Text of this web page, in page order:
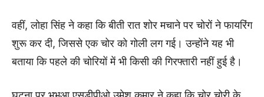
वहीं, लोहा सिंह ने कहा कि बीती रात शोर मचाने पर चोरों ने फायरिंग
शुरू कर दी, जिससे एक चोर को गोली लग गई। उन्होंने यह भी
बताया कि पहले की चोरियों में भी किसी की गिरफ्तारी नहीं हुई है।